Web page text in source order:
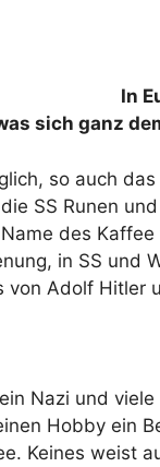
In
sich ganz
so auch
SS Runen
des
in SS und
von Adolf Hitler
Nazi und
Hobby ein
Keines weist